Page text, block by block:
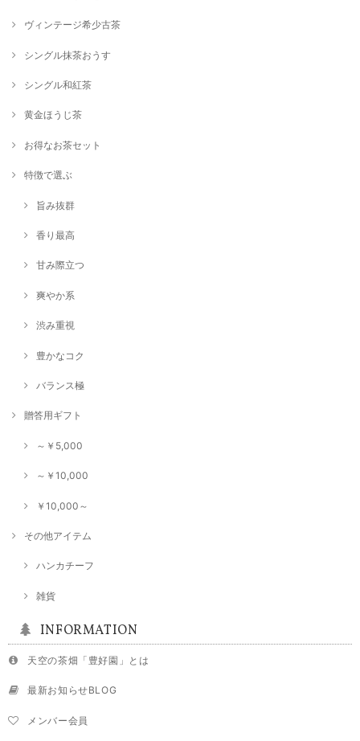
ヴィンテージ希少古茶
シングル抹茶おうす
シングル和紅茶
黄金ほうじ茶
お得なお茶セット
特徴で選ぶ
旨み抜群
香り最高
甘み際立つ
爽やか系
渋み重視
豊かなコク
バランス極
贈答用ギフト
～￥5,000
～￥10,000
￥10,000～
その他アイテム
ハンカチーフ
雑貨
INFORMATION
天空の茶畑「豊好園」とは
最新お知らせBLOG
メンバー会員